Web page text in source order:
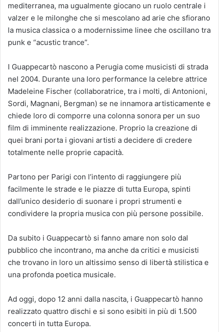
mediterranea, ma ugualmente giocano un ruolo centrale i
valzer e le milonghe che si mescolano ad arie che sfiorano
la musica classica o a modernissime linee che oscillano tra
punk e “acustic trance”.
I Guappecartò nascono a Perugia come musicisti di strada
nel 2004. Durante una loro performance la celebre attrice
Madeleine Fischer (collaboratrice, tra i molti, di Antonioni,
Sordi, Magnani, Bergman) se ne innamora artisticamente e
chiede loro di comporre una colonna sonora per un suo
film di imminente realizzazione. Proprio la creazione di
quei brani porta i giovani artisti a decidere di credere
totalmente nelle proprie capacità.
Partono per Parigi con l’intento di raggiungere più
facilmente le strade e le piazze di tutta Europa, spinti
dall’unico desiderio di suonare i propri strumenti e
condividere la propria musica con più persone possibile.
Da subito i Guappecartò si fanno amare non solo dal
pubblico che incontrano, ma anche da critici e musicisti
che trovano in loro un altissimo senso di libertà stilistica e
una profonda poetica musicale.
Ad oggi, dopo 12 anni dalla nascita, i Guappecartò hanno
realizzato quattro dischi e si sono esibiti in più di 1.500
concerti in tutta Europa.